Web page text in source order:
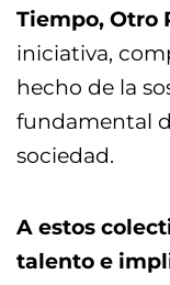
Tiempo, Otro
iniciativa,
hecho de la
fundamental
sociedad.
A estos
talento e